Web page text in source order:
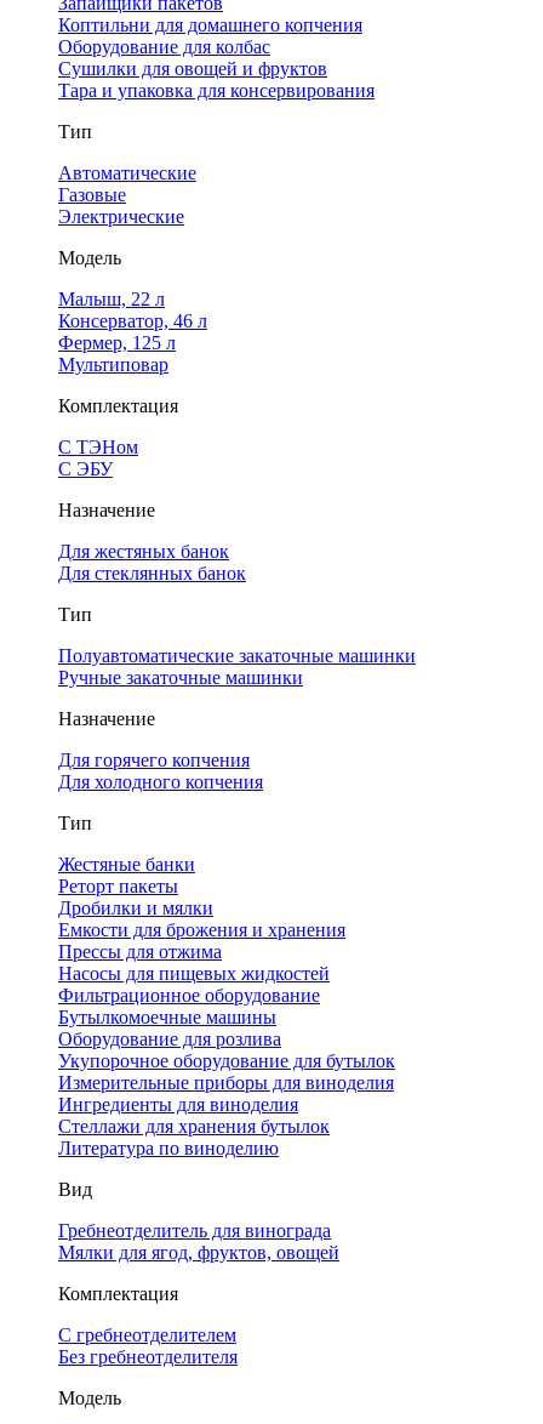
Коптильни для домашнего копчения
Оборудование для колбас
Сушилки для овощей и фруктов
Тара и упаковка для консервирования
Тип
Автоматические
Газовые
Электрические
Модель
Малыш, 22 л
Консерватор, 46 л
Фермер, 125 л
Мультиповар
Комплектация
С ТЭНом
С ЭБУ
Назначение
Для жестяных банок
Для стеклянных банок
Тип
Полуавтоматические закаточные машинки
Ручные закаточные машинки
Назначение
Для горячего копчения
Для холодного копчения
Тип
Жестяные банки
Реторт пакеты
Дробилки и мялки
Емкости для брожения и хранения
Прессы для отжима
Насосы для пищевых жидкостей
Фильтрационное оборудование
Бутылкомоечные машины
Оборудование для розлива
Укупорочное оборудование для бутылок
Измерительные приборы для виноделия
Ингредиенты для виноделия
Стеллажи для хранения бутылок
Литература по виноделию
Вид
Гребнеотделитель для винограда
Мялки для ягод, фруктов, овощей
Комплектация
С гребнеотделителем
Без гребнеотделителя
Модель